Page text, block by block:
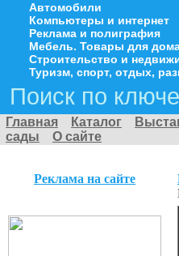
Автомобили
Компьютеры и интернет
Реклама и полиграфия
Мебель. Товары для
Строительство и
Туризм, спорт, отдых,
Поиск по
Главная Каталог
сады
О сайте
Реклама на сайте